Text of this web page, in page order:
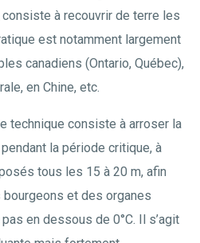
à recouvrir de terre les
est notamment largement
canadiens (Ontario, Québec),
en Chine, etc.
technique consiste à arroser la
la période critique, à
tous les 15 à 20 m, afin
et des organes
en dessous de 0°C. Il s’agit